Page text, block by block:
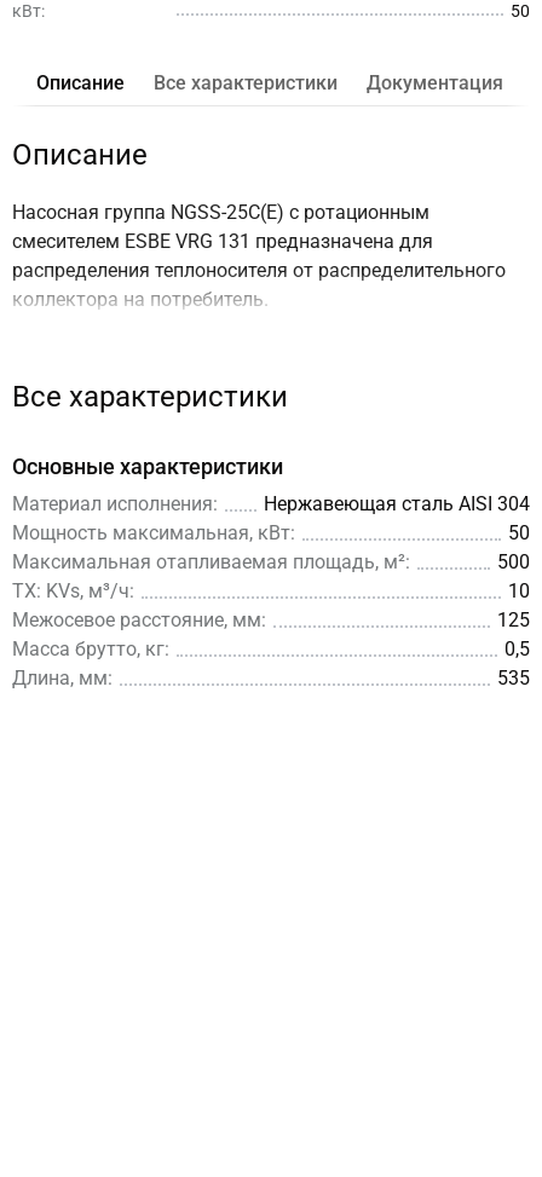
кВт:
50
Описание Все характеристики Документация
Описание
Насосная группа NGSS-25C(E) с ротационным
смесителем ESBE VRG 131 предназначена для
распределения теплоносителя от распределительного
коллектора на потребитель.
Все характеристики
Основные характеристики
Материал исполнения:
Нержавеющая сталь AISI 304
Мощность максимальная, кВт:
50
Максимальная отапливаемая площадь, м²:
500
ТХ: KVs, м³/ч:
10
Межосевое расстояние, мм:
125
Масса брутто, кг:
0,5
Длина, мм:
535